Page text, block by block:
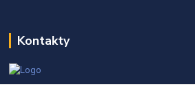
Kontakty